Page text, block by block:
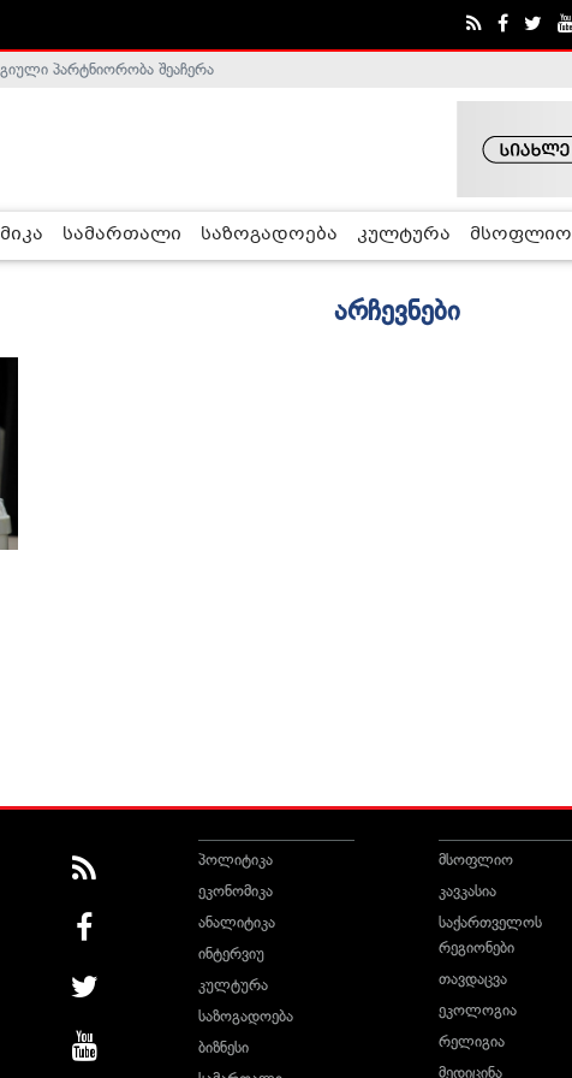
პარტნიორობა შეაჩერა
სამართალი საზოგადოება კულტურა მსოფლიო
არჩევნები
პოლიტიკა
ეკონომიკა
ანალიტიკა
ინტერვიუ
კულტურა
საზოგადოება
ბიზნესი
მსოფლიო
კავკასია
საქართველოს
რეგიონები
თავდაცვა
ეკოლოგია
რელიგია
მედიცინა